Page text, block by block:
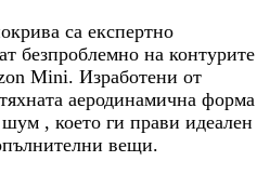
са експертно
безпроблемно на контурите
Mini. Изработени от
аеродинамична форма
, което ги прави идеален
вещи.